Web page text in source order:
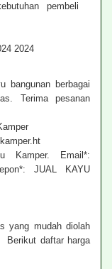
pembeli
2024
bangunan berbagai
Terima pesanan
Kamper. Email*:
JUAL KAYU
yang mudah diolah
Berikut daftar harga